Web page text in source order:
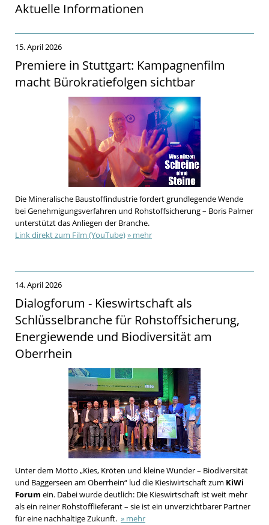
Aktuelle Informationen
15. April 2026
Premiere in Stuttgart: Kampagnenfilm
macht Bürokratiefolgen sichtbar
Die Mineralische Baustoffindustrie fordert grundlegende Wende
bei Genehmigungsverfahren und Rohstoffsicherung – Boris Palmer
unterstützt das Anliegen der Branche.
Link direkt zum Film (YouTube)» mehr
14. April 2026
Dialogforum - Kieswirtschaft als
Schlüsselbranche für Rohstoffsicherung,
Energiewende und Biodiversität am
Oberrhein
Unter dem Motto „Kies, Kröten und kleine Wunder – Biodiversität
und Baggerseen am Oberrhein“ lud die Kiesiwirtschaft zum KiWi
Forum ein. Dabei wurde deutlich: Die Kieswirtschaft ist weit mehr
als ein reiner Rohstofflieferant – sie ist ein unverzichtbarer Partner
für eine nachhaltige Zukunft. » mehr